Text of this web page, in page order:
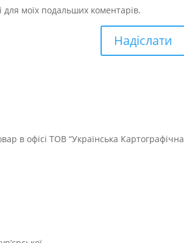
для моїх подальших коментарів.
в офісі ТОВ “Українська Картографічна